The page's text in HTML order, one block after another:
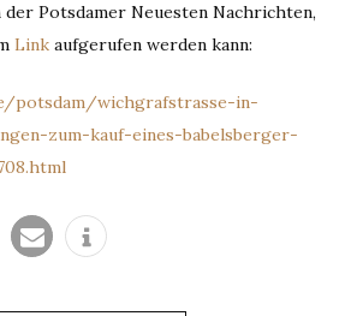
eines
Potsdamer Neuesten Nachrichten,
Link aufgerufen werden kann:
potsdam/wichgrafstrasse-in-
zum-kauf-eines-babelsberger-